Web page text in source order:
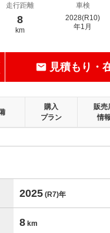
走行距離
8
km
車検
2028(R10)
年1月
見積もり・
購入
プラン
販売
情報
2025 (R7)年
8 km